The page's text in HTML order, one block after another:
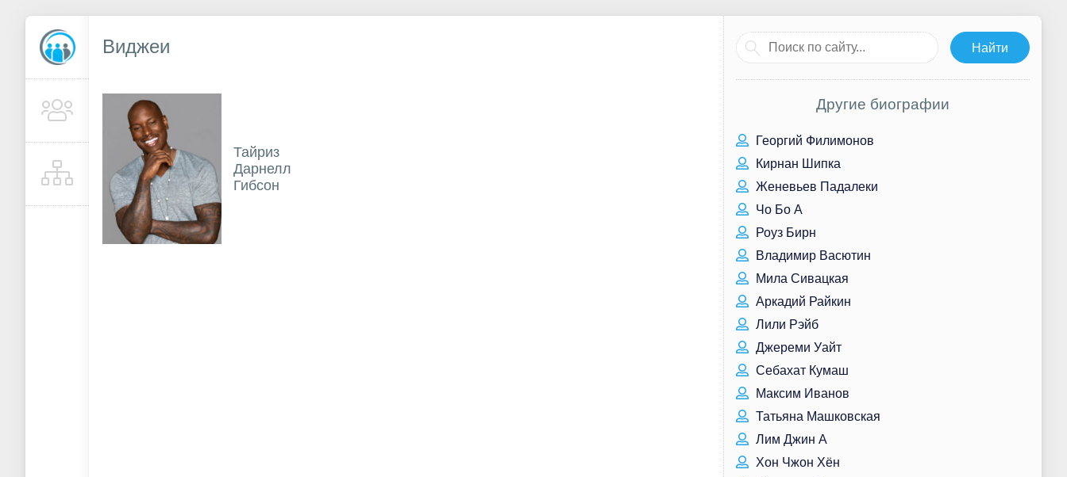
Виджеи
Тайриз
Дарнелл
Гибсон
Другие биографии
Георгий Филимонов
Кирнан Шипка
Женевьев Падалеки
Чо Бо А
Роуз Бирн
Владимир Васютин
Мила Сивацкая
Аркадий Райкин
Лили Рэйб
Джереми Уайт
Себахат Кумаш
Максим Иванов
Татьяна Машковская
Лим Джин А
Хон Чжон Хён